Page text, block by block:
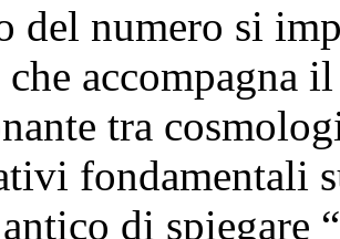
del numero si
accompagna
tra
fondamentali
di spiegare